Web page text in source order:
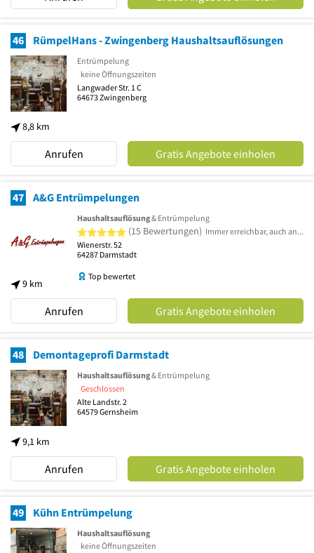
46 RümpelHans - Zwingenberg Haushaltsauflösungen
8,8 km
Entrümpelung
keine Öffnungszeiten
Langwader Str. 1 C
64673 Zwingenberg
Anrufen Gratis Angebote einholen
47 A&G Entrümpelungen
9 km
Haushaltsauflösung& Entrümpelung
5 von 5 Sternen
(15 Bewertungen)
Immer erreichbar, auch an Sonn-und Feiertagen Termin nach Vereinbarung!
Wienerstr. 52
64287 Darmstadt
Top bewertet
Anrufen Gratis Angebote einholen
48 Demontageprofi Darmstadt
9,1 km
Haushaltsauflösung& Entrümpelung
Geschlossen
Alte Landstr. 2
64579Gernsheim
Anrufen Gratis Angebote einholen
49 Kühn Entrümpelung
Haushaltsauflösung
keine Öffnungszeiten